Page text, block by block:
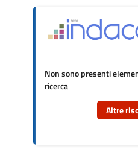
Non sono presenti
ricerca
Altre